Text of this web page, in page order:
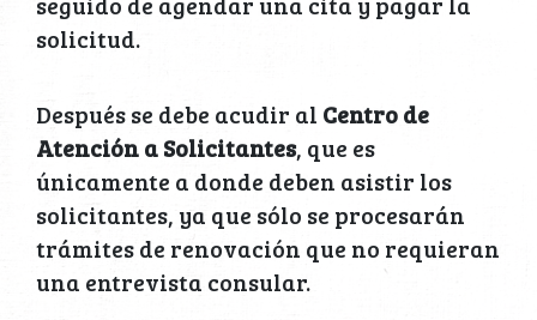
solicitud.
Después se debe acudir al Centro de
Atención a Solicitantes, que es
únicamente a donde deben asistir los
solicitantes, ya que sólo se procesarán
trámites de renovación que no requieran
una entrevista consular.